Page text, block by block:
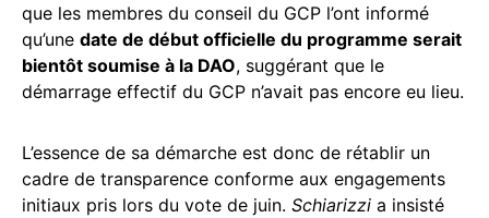
que les membres du conseil du GCP l’ont informé
qu’une date de début officielle du programme serait
bientôt soumise à la DAO, suggérant que le
démarrage effectif du GCP n’avait pas encore eu lieu.
L’essence de sa démarche est donc de rétablir un
cadre de transparence conforme aux engagements
initiaux pris lors du vote de juin. Schiarizzi a insisté